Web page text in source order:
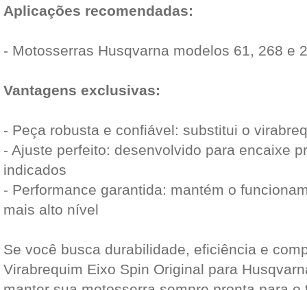
Aplicações recomendadas:
- Motosserras Husqvarna modelos 61, 268 e
Vantagens exclusivas:
- Peça robusta e confiável: substitui o
- Ajuste perfeito: desenvolvido para encaixe
indicados
- Performance garantida: mantém o
mais alto nível
Se você busca durabilidade, eficiência e
Virabrequim Eixo Spin Original para